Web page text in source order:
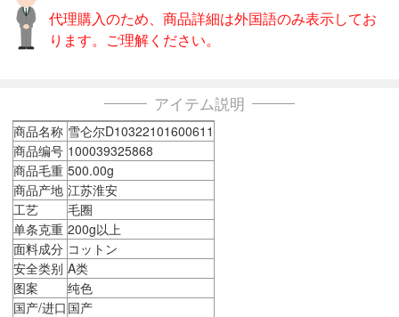
代理購入のため、商品詳細は外国語のみ表示してお
ります。ご理解ください。
アイテム説明
商品名称 雪仑尔D10322101600611
商品编号 100039325868
商品毛重 500.00g
商品产地 江苏淮安
工艺
毛圈
单条克重 200g以上
面料成分 コットン
安全类别 A类
图案
纯色
国产/进口 国产